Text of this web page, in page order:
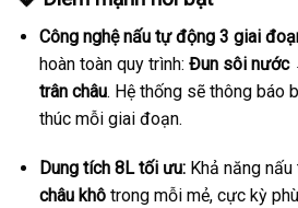
Công nghệ nấu tự động 3 giai
hoàn toàn quy trình: Đun sôi nước
trân châu. Hệ thống sẽ thông báo
thúc mỗi giai đoạn.
Dung tích 8L tối ưu:Khả năng nấu
châu khôtrong mỗi mẻ, cực kỳ